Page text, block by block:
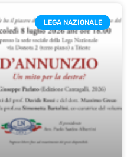
LEGA NAZIONALE